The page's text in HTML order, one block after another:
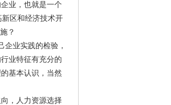
业，也就是一个
区和经济技术开
？
业实践的检验，
业特征有充分的
基本认识，当然
，人力资源选择